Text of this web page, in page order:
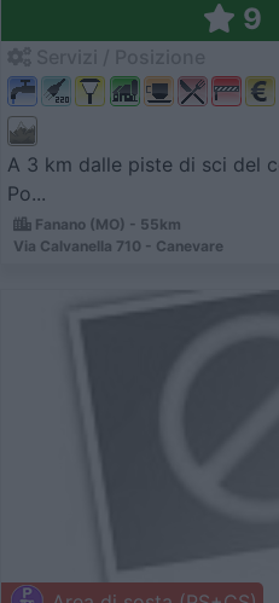
9
A 3 km dalle piste di sci del
Po...
Fanano (MO) - 55km
Via Calvanella 710 - Canevare